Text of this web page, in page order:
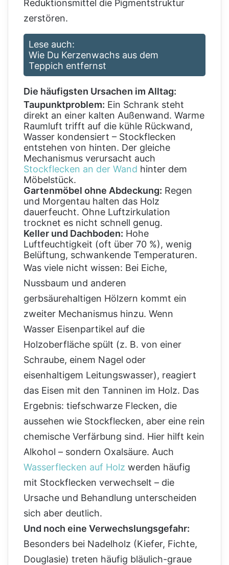
Reduktionsmittel die Pigmentstruktur
zerstören.
Lese auch:
Wie Du Kerzenwachs aus dem
Teppich entfernst
Die häufigsten Ursachen im Alltag:
Taupunktproblem: Ein Schrank steht
direkt an einer kalten Außenwand. Warme
Raumluft trifft auf die kühle Rückwand,
Wasser kondensiert – Stockflecken
entstehen von hinten. Der gleiche
Mechanismus verursacht auch
Stockflecken an der Wand hinter dem
Möbelstück.
Gartenmöbel ohne Abdeckung: Regen
und Morgentau halten das Holz
dauerfeucht. Ohne Luftzirkulation
trocknet es nicht schnell genug.
Keller und Dachboden: Hohe
Luftfeuchtigkeit (oft über 70 %), wenig
Belüftung, schwankende Temperaturen.
Was viele nicht wissen: Bei Eiche,
Nussbaum und anderen
gerbsäurehaltigen Hölzern kommt ein
zweiter Mechanismus hinzu. Wenn
Wasser Eisenpartikel auf die
Holzoberfläche spült (z. B. von einer
Schraube, einem Nagel oder
eisenhaltigem Leitungswasser), reagiert
das Eisen mit den Tanninen im Holz. Das
Ergebnis: tiefschwarze Flecken, die
aussehen wie Stockflecken, aber eine rein
chemische Verfärbung sind. Hier hilft kein
Alkohol – sondern Oxalsäure. Auch
Wasserflecken auf Holz werden häufig
mit Stockflecken verwechselt – die
Ursache und Behandlung unterscheiden
sich aber deutlich.
Und noch eine Verwechslungsgefahr:
Besonders bei Nadelholz (Kiefer, Fichte,
Douglasie) treten häufig bläulich-graue